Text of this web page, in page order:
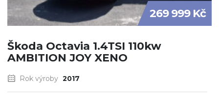
269 999 Kč
Škoda Octavia 1.4TSI 110kw
AMBITION JOY XENO
Rok výroby 2017